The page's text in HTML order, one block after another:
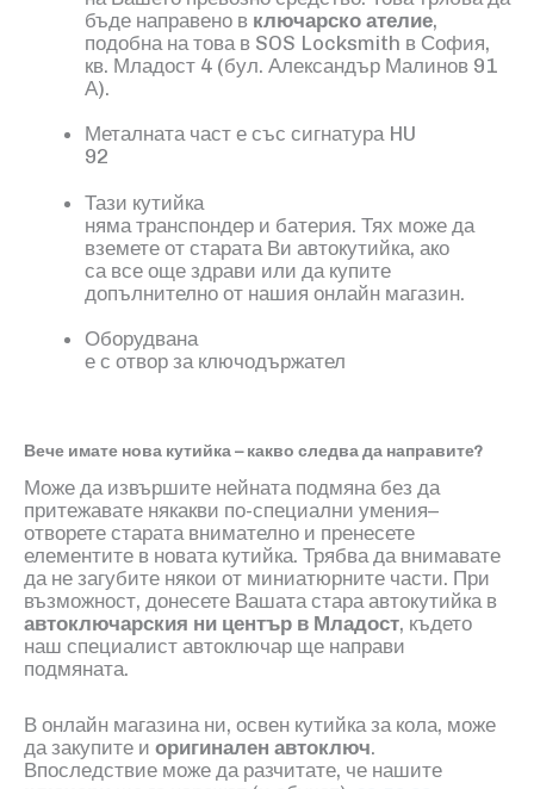
бъде направено в ключарско ателие,
подобна на това в SOS Locksmith в София,
кв. Младост 4 (бул. Александър Малинов 91
А).
Металната част е със сигнатура HU
92
Тази кутийка
няма транспондер и батерия. Тях може да
вземете от старата Ви автокутийка, ако
са все още здрави или да купите
допълнително от нашия онлайн магазин.
Оборудвана
е с отвор за ключодържател
Вече имате нова кутийка – какво следва да направите?
Може да извършите нейната подмяна без да
притежавате някакви по-специални умения–
отворете старата внимателно и пренесете
елементите в новата кутийка. Трябва да внимавате
да не загубите някои от миниатюрните части. При
възможност, донесете Вашата стара автокутийка в
автоключарския ни център в Младост, където
наш специалист автоключар ще направи
подмяната.
В онлайн магазина ни, освен кутийка за кола, може
да закупите и оригинален автоключ.
Впоследствие може да разчитате, че нашите